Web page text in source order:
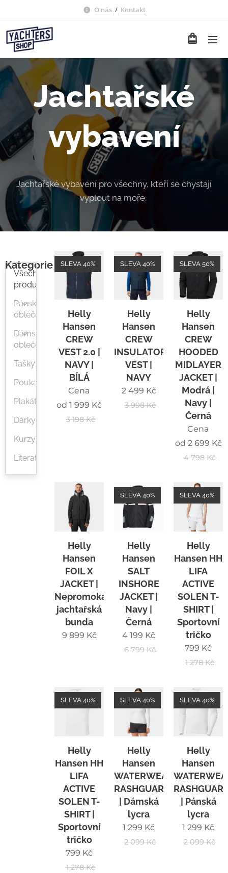
O nás/ Kontakt
Jachtařské
vybavení
Jachtařské vybavení pro všechny, kteří se chystají
vyplout na moře.
Kategorie
Všechny
produkty
Pánské
oblečení
Dámské
oblečení
Tašky
Poukazy
Plakáty
Dárky
Kurzy
Literatura
Helly
Hansen
CREW
VEST 2.0 |
NAVY |
BÍLÁ
SLEVA 40%
Cena
od1 999 Kč
3 198Kč
Helly
Hansen
CREW
INSULATOR
VEST |
NAVY
SLEVA 40%
2 499 Kč
3 998Kč
Helly
Hansen
CREW
HOODED
MIDLAYER
JACKET |
Modrá |
Navy |
Černá
SLEVA 50%
Cena
od 2 699 Kč
4 798Kč
Helly
Hansen
FOIL X
JACKET |
Nepromokavá
jachtařská
bunda
9 899 Kč
Helly
Hansen
SALT
INSHORE
JACKET |
Navy |
Černá
SLEVA 40%
4 199 Kč
6 799Kč
Helly
Hansen HH
LIFA
ACTIVE
SOLEN T-
SHIRT |
Sportovní
tričko
SLEVA 40%
799 Kč
1 278Kč
Helly
Hansen HH
LIFA
ACTIVE
SOLEN T-
SHIRT |
Sportovní
tričko
SLEVA 40%
799 Kč
1 278Kč
Helly
Hansen
WATERWEAR
RASHGUARD
| Dámská
lycra
SLEVA 40%
1 299 Kč
2 099Kč
Helly
Hansen
| Pánská
lycra
SLEVA 40%
1 299 Kč
2 099Kč